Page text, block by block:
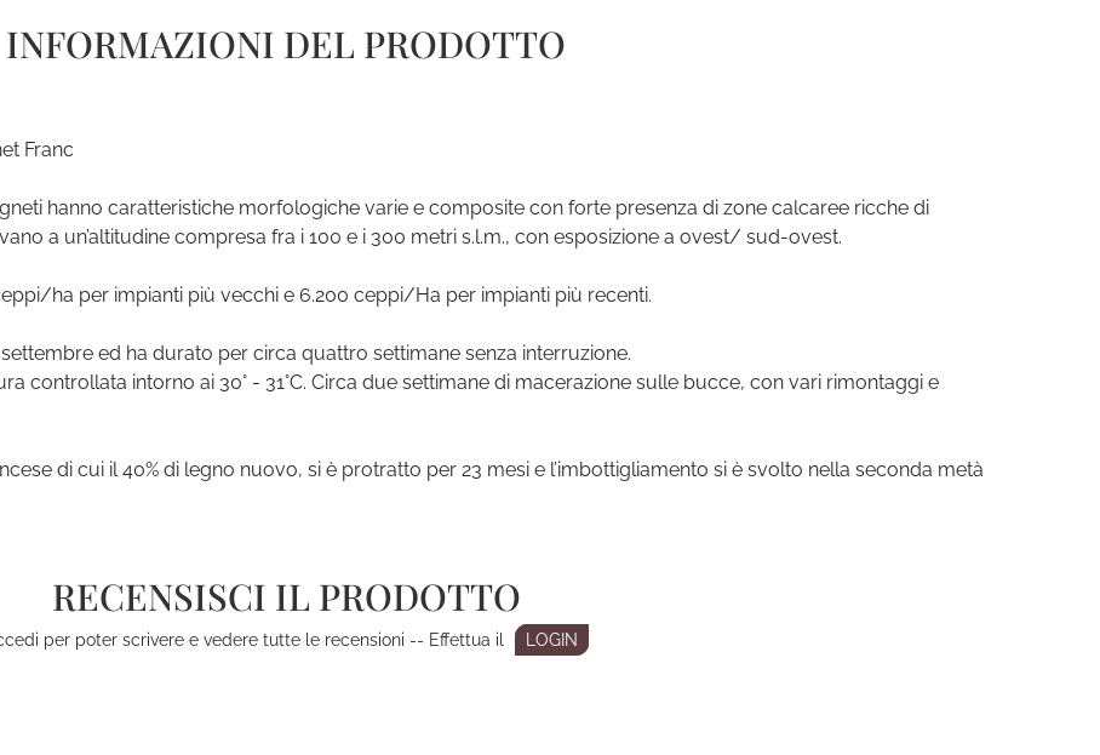
INFORMAZIONI DEL PRODOTTO
Franc
hanno caratteristiche morfologiche varie e composite con forte presenza di zone calcaree ricche di
a un’altitudine compresa fra i 100 e i 300 metri s.l.m., con esposizione a ovest/ sud-ovest.
ha per impianti più vecchi e 6.200 ceppi/Ha per impianti più recenti.
ed ha durato per circa quattro settimane senza interruzione.
controllata intorno ai 30° - 31°C. Circa due settimane di macerazione sulle bucce, con vari rimontaggi e
di cui il 40% di legno nuovo, si è protratto per 23 mesi e l’imbottigliamento si è svolto nella seconda metà
RECENSISCI IL PRODOTTO
per poter scrivere e vedere tutte le recensioni -- Effettua il LOGIN